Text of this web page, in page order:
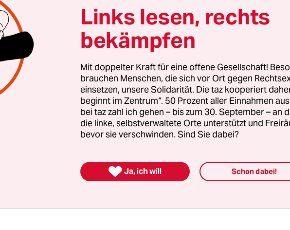
Hörsaal seither besetzt. Ein Kicker, Sofas und Sessel und
stehen darin herum. Mit einigem Abstand sitzen
am Donnerstag hier beisammen. Die Be­set­ze­r*in­nen
ihre Forderungen verkünden. Einer der Besetzer schlägt
Trommel. „Wir beginnen nun!“, ruft er der Menge zu.
in Bremen, auch in Hamburg und nach eigenen Angaben
derzeit Schulen und Universitäten durch „EndFossil:
Gruppen besetzt. Allein in Deutschland sind derzeit rund 20
Links lesen, rechts
bekämpfen
Mit doppelter Kraft für eine offene Gesellschaft!
brauchen Menschen, die sich vor Ort gegen
einsetzen, unsere Solidarität. Die taz kooperiert
beginnt im Zentrum“. 50 Prozent aller Einnahmen
bei taz zahl ich gehen – bis zum 30. September – an
die linke, selbstverwaltete Orte unterstützt und
bevor sie verschwinden. Sind Sie dabei?
 Ja, ich will Schon dabei!